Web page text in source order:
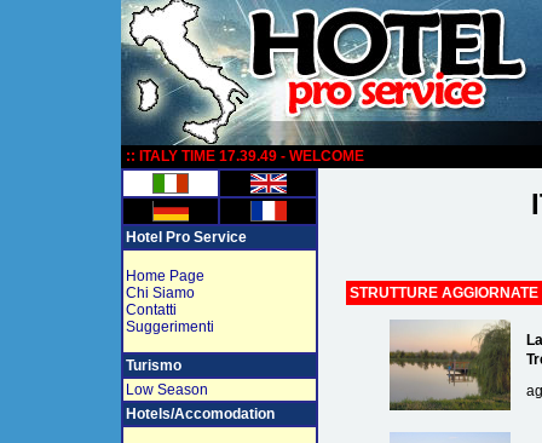
:: ITALY TIME 17.39.49 - WELCOME
Hotel Pro Service
Home Page
Chi Siamo
Contatti
Suggerimenti
Turismo
Low Season
Hotels/Accomodation
STRUTTURE